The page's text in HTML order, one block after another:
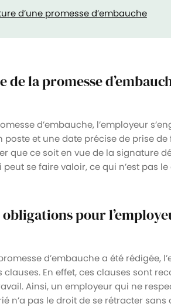
d’une promesse d’embauche
de la promesse
d’embauche, l’employeur
poste et une date précise de prise
que ce soit en vue de la signature
se faire valoir, ce qui n’est pas le
pour
d’embauche a été
clauses. En effet, ces clauses sont
Ainsi, un employeur qui ne
n’a pas le droit de se rétracter